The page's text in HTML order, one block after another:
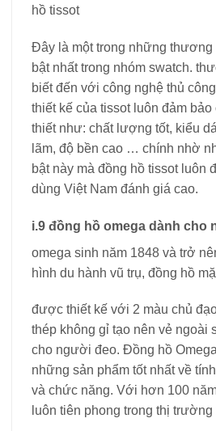
hồ tissot
Đây là một trong những thương
bật nhất trong nhóm swatch.
biết đến với công nghệ thủ
thiết kế của tissot luôn đảm bảo
thiết như: chất lượng tốt, kiểu
lãm, độ bền cao … chính nhờ
bật này mà đồng hồ tissot luôn
dùng Việt Nam đánh giá cao.
i.9 đồng hồ omega dành cho
omega sinh năm 1848 và trở
hình du hành vũ trụ, đồng hồ
được thiết kế với 2 màu chủ
thép không gỉ tạo nên vẻ ngoài
cho người đeo. Đồng hồ
những sản phẩm tốt nhất về
và chức năng. Với hơn 100
luôn tiên phong trong thị